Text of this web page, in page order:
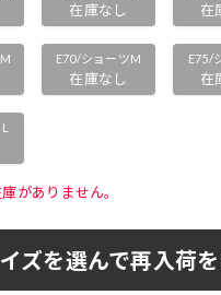
在庫なし 在
E70/ショーツM
在庫なし
E75/
在
がありません。
ズを選んで再入荷